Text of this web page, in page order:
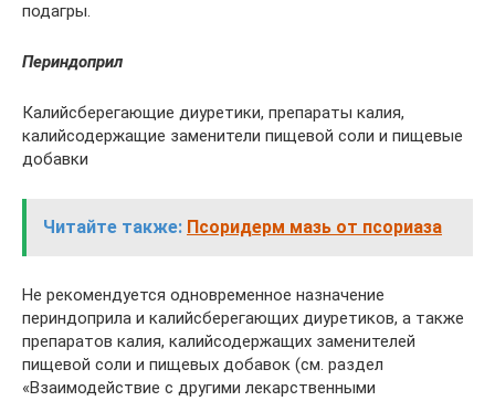
подагры.
Периндоприл
Калийсберегающие диуретики, препараты калия,
калийсодержащие заменители пищевой соли и пищевые
добавки
Читайте также: Псоридерм мазь от псориаза
Не рекомендуется одновременное назначение
периндоприла и калийсберегающих диуретиков, а также
препаратов калия, калийсодержащих заменителей
пищевой соли и пищевых добавок (см. раздел
«Взаимодействие с другими лекарственными